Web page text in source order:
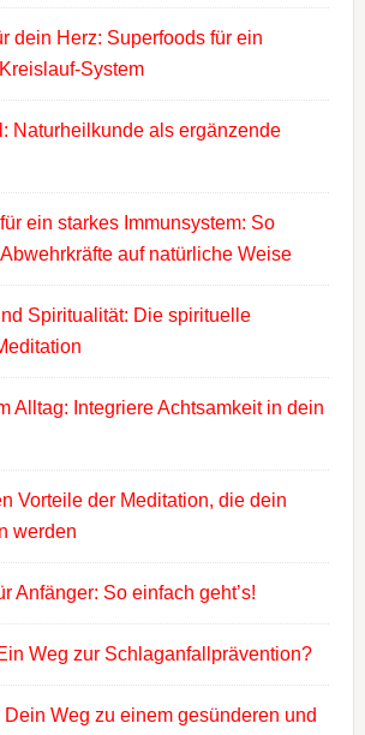
dein Herz: Superfoods für ein
System
Naturheilkunde als ergänzende
ein starkes Immunsystem: So
auf natürliche Weise
Spiritualität: Die spirituelle
Alltag: Integriere Achtsamkeit in dein
Vorteile der Meditation, die dein
werden
Anfänger: So einfach geht’s!
Weg zur Schlaganfallprävention?
Dein Weg zu einem gesünderen und